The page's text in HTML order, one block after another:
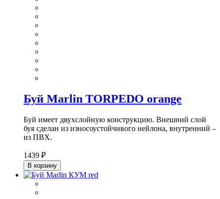
Буй Marlin TORPEDO orange
Буй имеет двухслойную конструкцию. Внешний слой
буя сделан из износоустойчивого нейлона, внутренний –
из ПВХ.
1439 ₽
В корзину